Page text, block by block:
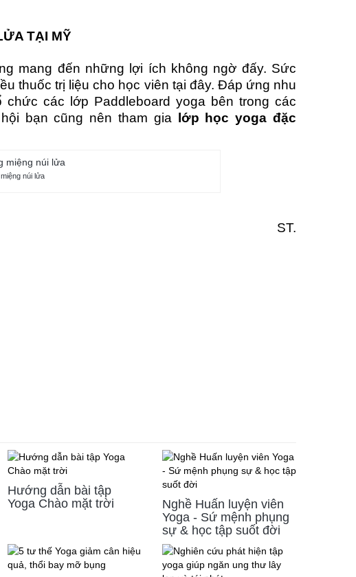
TẠI MỸ
mang đến những lợi ích không ngờ đấy. Sức
thuốc trị liệu cho học viên tại đây. Đáp ứng nhu
các lớp Paddleboard yoga bên trong các
bạn cũng nên tham gia
lớp học yoga đặc
núi lửa
ST.
Hướng dẫn bài tập
Yoga Chào mặt trời
Nghề Huấn luyện viên
Yoga - Sứ mệnh phụng
sự & học tập suốt đời